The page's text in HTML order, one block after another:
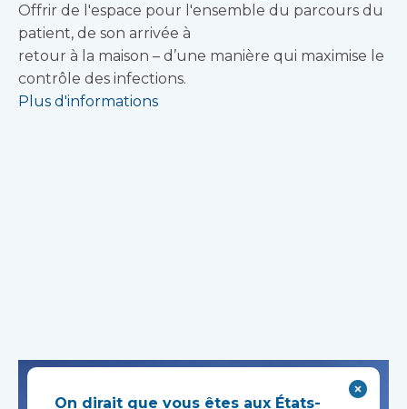
Offrir de l'espace pour l'ensemble du parcours du
patient, de son arrivée à
retour à la maison – d’une manière qui maximise le
contrôle des infections.
Plus d'informations
On dirait que vous êtes aux États-